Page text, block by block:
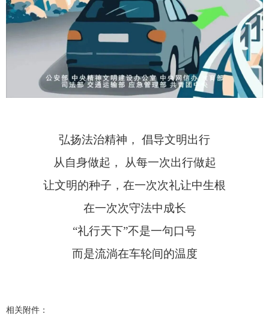
弘扬法治精神， 倡导文明出行
从自身做起， 从每一次出行做起
让文明的种子，在一次次礼让中生根
在一次次守法中成长
“礼行天下”不是一句口号
而是流淌在车轮间的温度
相关附件：